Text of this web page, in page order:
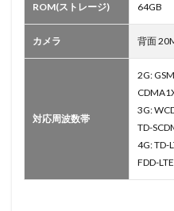
ROM(ストレージ) 64GB
カメラ 背面
対応周波数帯
2G:
3G:
TD-
4G: TD-
FDD-